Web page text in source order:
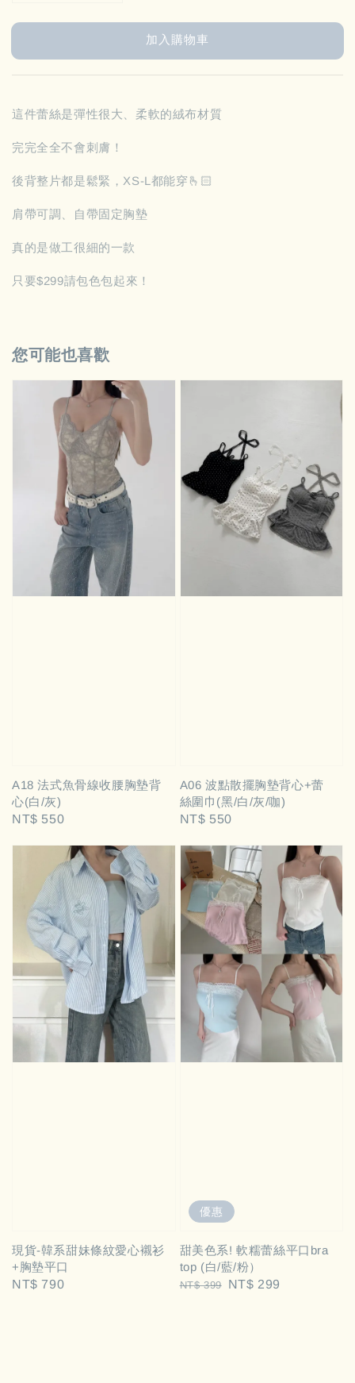
加入購物車
這件蕾絲是彈性很大、柔軟的絨布材質
完完全全不會刺膚！
後背整片都是鬆緊，XS-L都能穿🫰🏻
肩帶可調、自帶固定胸墊
真的是做工很細的一款
只要$299請包色包起來！
您可能也喜歡
A18 法式魚骨線收腰胸墊背
心(白/灰)
Regular
NT$ 550
A06 波點散擺胸墊背心+蕾
絲圍巾(黑/白/灰/咖)
Regular
NT$ 550
現貨-韓系甜妹條紋愛心襯衫
+胸墊平口
Regular
NT$ 790
優惠
甜美色系! 軟糯蕾絲平口bra
top (白/藍/粉）
Regular
NT$ 399
Sale
NT$ 299